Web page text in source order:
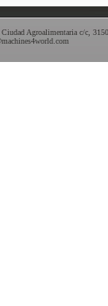
Agroalimentaria c/c